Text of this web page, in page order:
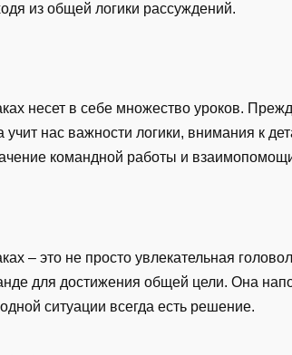
из общей логики рассуждений.
несет в себе множество уроков.
нас важности логики, внимания к
командной работы и
– это не просто увлекательная
для достижения общей цели. Она
ситуации всегда есть решение.